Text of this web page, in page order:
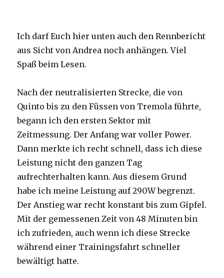
Ich darf Euch hier unten auch den Rennbericht
aus Sicht von Andrea noch anhängen. Viel
Spaß beim Lesen.
Nach der neutralisierten Strecke, die von
Quinto bis zu den Füssen von Tremola führte,
begann ich den ersten Sektor mit
Zeitmessung. Der Anfang war voller Power.
Dann merkte ich recht schnell, dass ich diese
Leistung nicht den ganzen Tag
aufrechterhalten kann. Aus diesem Grund
habe ich meine Leistung auf 290W begrenzt.
Der Anstieg war recht konstant bis zum Gipfel.
Mit der gemessenen Zeit von 48 Minuten bin
ich zufrieden, auch wenn ich diese Strecke
während einer Trainingsfahrt schneller
bewältigt hatte.